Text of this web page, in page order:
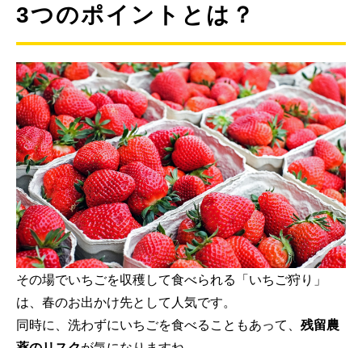
3つのポイントとは？
その場でいちごを収穫して食べられる「いちご狩り」
は、春のお出かけ先として人気です。
同時に、洗わずにいちごを食べることもあって、 残留農